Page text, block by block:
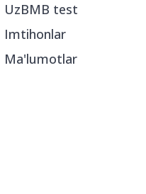
UzBMB test
Imtihonlar
Ma'lumotlar